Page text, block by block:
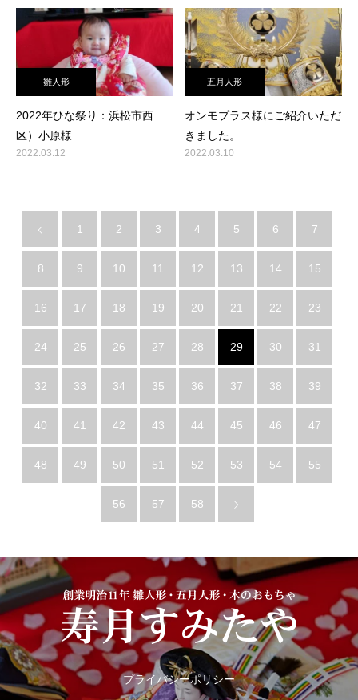
雛人形
2022年ひな祭り：浜松市西
区）小原様
2022.03.12
五月人形
オンモプラス様にご紹介いただ
きました。
2022.03.10
1 2 3 4 5 6 7
8 9 10 11 12 13 14 15
16 17 18 19 20 21 22 23
24 25 26 27 28 29 30 31
32 33 34 35 36 37 38 39
40 41 42 43 44 45 46 47
48 49 50 51 52 53 54 55
56 57 58
プライバシーポリシー